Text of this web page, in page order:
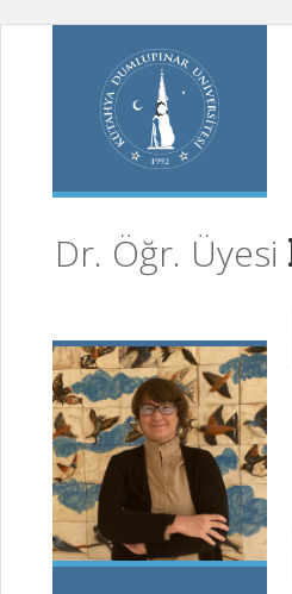
Dr. Öğr. Üyesi